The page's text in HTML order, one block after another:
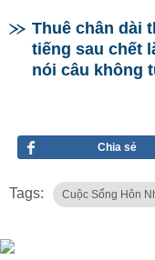
Thuê chân dài
tiếng sau chết
nói câu không
Chia sẻ
Tags: Cuộc Sống Hôn